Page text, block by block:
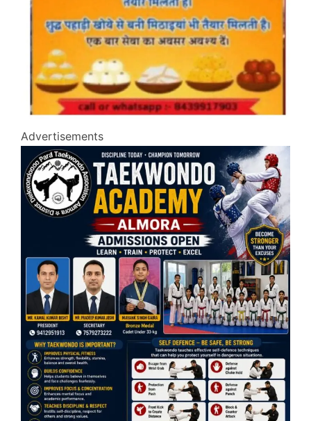
Advertisements